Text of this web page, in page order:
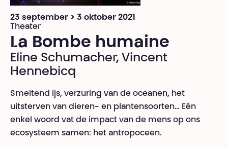
23 september > 3 oktober 2021
Theater
La Bombe humaine
Eline Schumacher, Vincent
Hennebicq
Smeltend ijs, verzuring van de oceanen, het
uitsterven van dieren- en plantensoorten… Eén
enkel woord vat de impact van de mens op ons
ecosysteem samen: het antropoceen.